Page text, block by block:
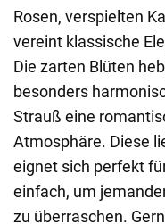
Rosen, verspielten
vereint klassische
Die zarten Blüten
besonders
Strauß eine
Atmosphäre. Diese
eignet sich perfekt
einfach, um
zu überraschen.